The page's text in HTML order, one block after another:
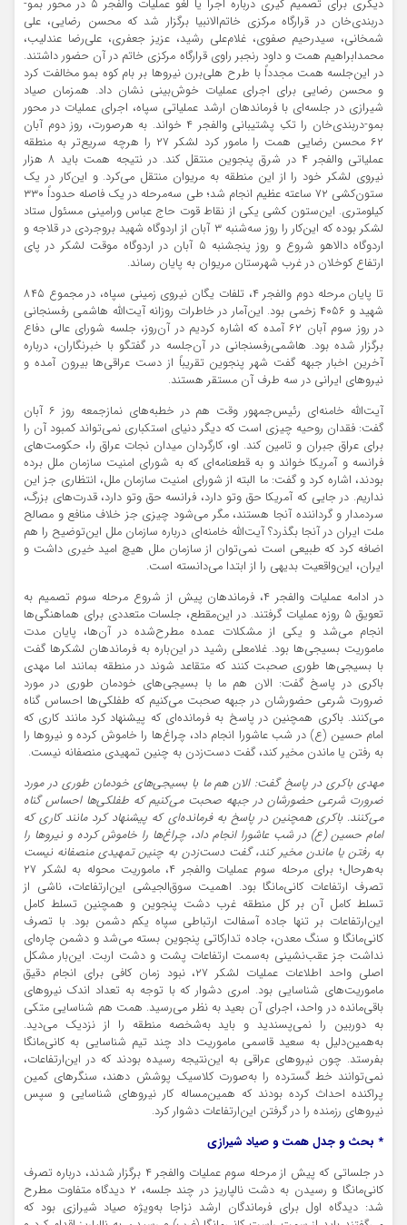
دیگری برای تصمیم گیری درباره اجرا یا لغو عملیات والفجر ۵ در محور بمو-
دربندی‌خان در قرارگاه مرکزی خاتم‌الانبیا برگزار شد که محسن رضایی، علی
شمخانی، سیدرحیم صفوی، غلام‌علی رشید، عزیز جعفری، علی‌رضا عندلیب،
محمدابراهیم همت و داود رنجبر راوی قرارگاه مرکزی خاتم در آن حضور داشتند.
در این‌جلسه همت مجدداً با طرح هلی‌برن نیروها بر بام کوه بمو مخالفت کرد
و محسن رضایی برای اجرای عملیات خوش‌بینی نشان داد. همزمان صیاد
شیرازی در جلسه‌ای با فرماندهان ارشد عملیاتی سپاه، اجرای عملیات در محور
بمو-دربندی‌خان را تکِ پشتیبانی والفجر ۴ خواند. به هرصورت، روز دوم آبان
۶۲ محسن رضایی همت را مامور کرد لشکر ۲۷ را هرچه سریع‌تر به منطقه
عملیاتی والفجر ۴ در شرق پنجوین منتقل کند. در نتیجه همت باید ۸ هزار
نیروی لشکر خود را از این منطقه به مریوان منتقل می‌کرد. و این‌کار در یک
ستون‌کشی ۷۲ ساعته عظیم انجام شد؛ طی سه‌مرحله در یک فاصله حدوداً ۳۳۰
کیلومتری. این‌ستون کشی یکی از نقاط قوت حاج عباس ورامینی مسئول ستاد
لشکر بوده که این‌کار را روز سه‌شنبه ۳ آبان از اردوگاه شهید بروجردی در قلاجه و
اردوگاه دالاهو شروع و روز پنجشنبه ۵ آبان در اردوگاه موقت لشکر در پای
ارتفاع کوخلان در غرب شهرستان مریوان به پایان رساند.
تا پایان مرحله دوم والفجر ۴، تلفات یگان نیروی زمینی سپاه، در مجموع ۸۴۵
شهید و ۴۰۵۶ زخمی بود. این‌آمار در خاطرات روزانه آیت‌الله هاشمی رفسنجانی
در روز سوم آبان ۶۲ آمده که اشاره کردیم در آن‌روز، جلسه شورای عالی دفاع
برگزار شده بود. هاشمی‌رفسنجانی در آن‌جلسه در گفتگو با خبرنگاران، درباره
آخرین اخبار جبهه گفت شهر پنجوین تقریباً از دست عراقی‌ها بیرون آمده و
نیروهای ایرانی در سه طرف آن مستقر هستند.
آیت‌الله خامنه‌ای رئیس‌جمهور وقت هم در خطبه‌های نمازجمعه روز ۶ آبان
گفت: فقدان روحیه چیزی است که دیگر دنیای استکباری نمی‌تواند کمبود آن را
برای عراق جبران و تامین کند. او، کارگردان میدان نجات عراق را، حکومت‌های
فرانسه و آمریکا خواند و به قطعنامه‌ای که به شورای امنیت سازمان ملل برده
بودند، اشاره کرد و گفت: ما البته از شورای امنیت سازمان ملل، انتظاری جز این
نداریم. در جایی که آمریکا حق وتو دارد، فرانسه حق وتو دارد، قدرت‌های بزرگ،
سردمدار و گرداننده آنجا هستند، مگر می‌شود چیزی جز خلاف منافع و مصالح
ملت ایران در آنجا بگذرد؟ آیت‌الله خامنه‌ای درباره سازمان ملل این‌توضیح را هم
اضافه کرد که طبیعی است نمی‌توان از سازمان ملل هیچ امید خیری داشت و
ایران، این‌واقعیت بدیهی را از ابتدا می‌دانسته است.
در ادامه عملیات والفجر ۴، فرماندهان پیش از شروع مرحله سوم تصمیم به
تعویق ۵ روزه عملیات گرفتند. در این‌مقطع، جلسات متعددی برای هماهنگی‌ها
انجام می‌شد و یکی از مشکلات عمده مطرح‌شده در آن‌ها، پایان مدت
ماموریت بسیجی‌ها بود. غلامعلی رشید در این‌باره به فرماندهان لشکرها گفت
با بسیجی‌ها طوری صحبت کنند که متقاعد شوند در منطقه بمانند اما مهدی
باکری در پاسخ گفت: الان هم ما با بسیجی‌های خودمان طوری در مورد
ضرورت شرعی حضورشان در جبهه صحبت می‌کنیم که طفلکی‌ها احساس گناه
می‌کنند. باکری همچنین در پاسخ به فرمانده‌ای که پیشنهاد کرد مانند کاری که
امام حسین (ع) در شب عاشورا انجام داد، چراغ‌ها را خاموش کرده و نیروها را
به رفتن یا ماندن مخیر کند، گفت دست‌زدن به چنین تمهیدی منصفانه نیست.
مهدی باکری در پاسخ گفت: الان هم ما با بسیجی‌های خودمان طوری در مورد
ضرورت شرعی حضورشان در جبهه صحبت می‌کنیم که طفلکی‌ها احساس گناه
می‌کنند. باکری همچنین در پاسخ به فرمانده‌ای که پیشنهاد کرد مانند کاری که
امام حسین (ع) در شب عاشورا انجام داد، چراغ‌ها را خاموش کرده و نیروها را
به رفتن یا ماندن مخیر کند، گفت دست‌زدن به چنین تمهیدی منصفانه نیست
به‌هرحال؛ برای مرحله سوم عملیات والفجر ۴، ماموریت محوله به لشکر ۲۷
تصرف ارتفاعات کانی‌مانگا بود. اهمیت سوق‌الجیشی این‌ارتفاعات، ناشی از
تسلط کامل آن بر کل منطقه غرب دشت پنجوین و همچنین تسلط کامل
این‌ارتفاعات بر تنها جاده آسفالت ارتباطی سپاه یکم دشمن بود. با تصرف
کانی‌مانگا و سنگ معدن، جاده تدارکاتی پنجوین بسته می‌شد و دشمن چاره‌ای
نداشت جز عقب‌نشینی به‌سمت ارتفاعات پشت و دشت اربت. این‌بار مشکل
اصلی واحد اطلاعات عملیات لشکر ۲۷، نبود زمان کافی برای انجام دقیق
ماموریت‌های شناسایی بود. امری دشوار که با توجه به تعداد اندک نیروهای
باقی‌مانده در واحد، اجرای آن بعید به نظر می‌رسید. همت هم شناسایی متکی
به دوربین را نمی‌پسندید و باید به‌شخصه منطقه را از نزدیک می‌دید.
به‌همین‌دلیل به سعید قاسمی ماموریت داد چند تیم شناسایی به کانی‌مانگا
بفرستد. چون نیروهای عراقی به این‌نتیجه رسیده بودند که در این‌ارتفاعات،
نمی‌توانند خط گسترده را به‌صورت کلاسیک پوشش دهند، سنگرهای کمین
پراکنده احداث کرده بودند که همین‌مساله کار نیروهای شناسایی و سپس
نیروهای رزمنده را در گرفتن این‌ارتفاعات دشوار کرد.
* بحث و جدل همت و صیاد شیرازی
در جلساتی که پیش از مرحله سوم عملیات والفجر ۴ برگزار شدند، درباره تصرف
کانی‌مانگا و رسیدن به دشت نالپاریز در چند جلسه، ۲ دیدگاه متفاوت مطرح
شد: دیدگاه اول برای فرماندگان ارشد نزاجا به‌ویژه صیاد شیرازی بود که